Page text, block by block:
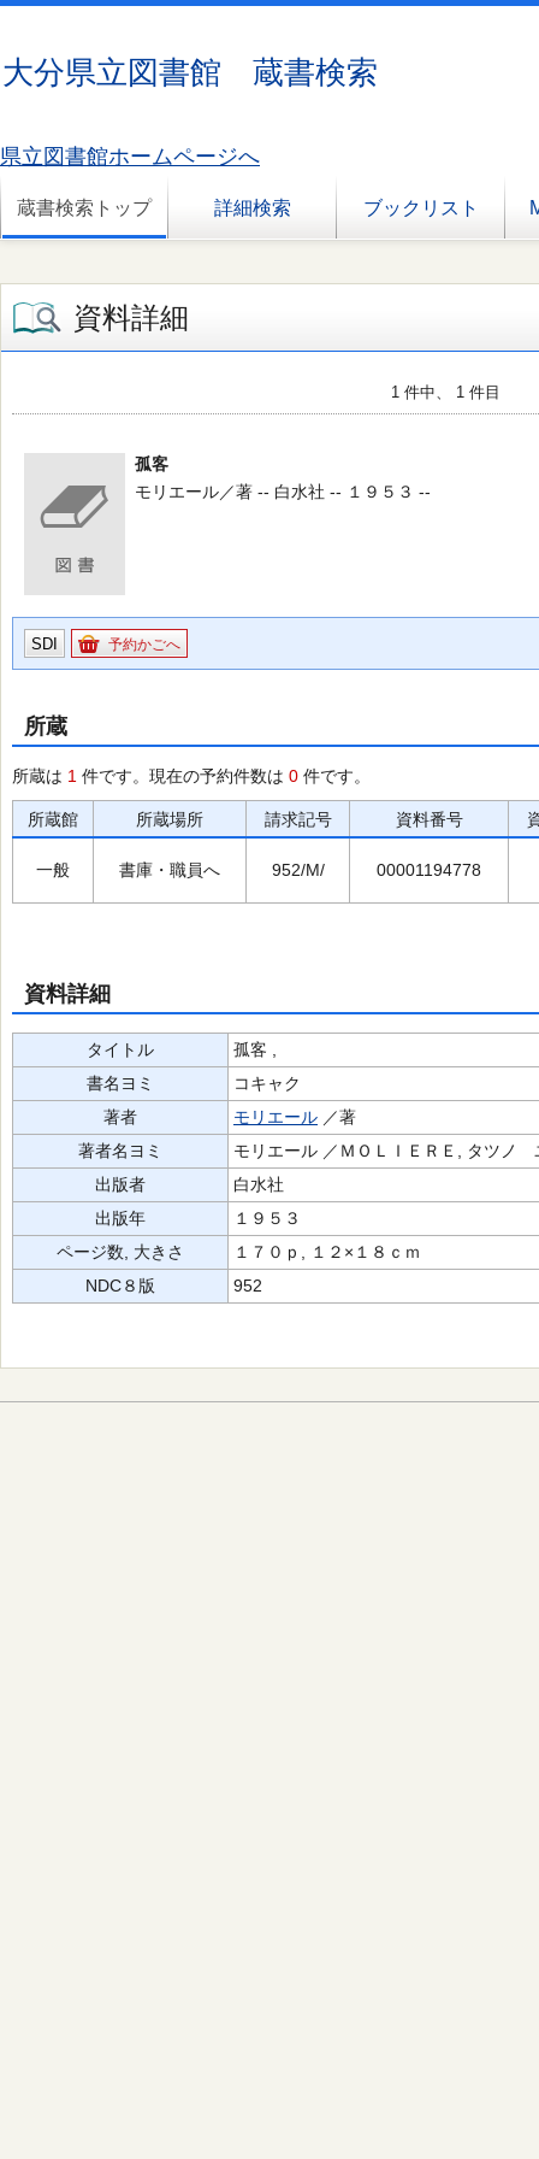
大分県立図書館 蔵書検索
県立図書館ホームページへ
蔵書検索トップ 詳細検索 ブックリスト
資料詳細
1 件中、 1 件目
孤客
モリエール／著 -- 白水社 -- １９５３ --
SDI 予約かごへ
所蔵
所蔵は 1 件です。現在の予約件数は 0 件です。
所蔵館 所蔵場所 請求記号 資料番号
一般 書庫・職員へ 952/M/ 00001194778
資料詳細
タイトル
孤客 ,
書名ヨミ
コキャク
著者
モリエール ／著
著者名ヨミ
モリエール ／ＭＯＬＩＥＲＥ, タツノ
出版者
白水社
出版年
１９５３
ページ数, 大きさ
１７０ｐ, １２×１８ｃｍ
NDC８版
952